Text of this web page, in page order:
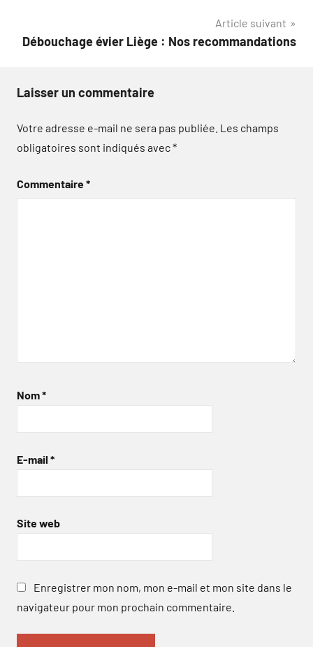
Article suivant
Débouchage évier Liège : Nos recommandations
Laisser un commentaire
Votre adresse e-mail ne sera pas publiée. Les champs
obligatoires sont indiqués avec*
Commentaire*
Nom*
E-mail *
Site web
Enregistrer mon nom, mon e-mail et mon site dans le
navigateur pour mon prochain commentaire.